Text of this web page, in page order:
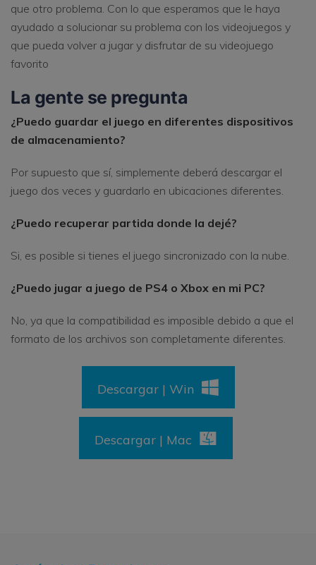
que otro problema. Con lo que esperamos que le haya
ayudado a solucionar su problema con los videojuegos y
que pueda volver a jugar y disfrutar de su videojuego
favorito
La gente se pregunta
¿Puedo guardar el juego en diferentes dispositivos
de almacenamiento?
Por supuesto que sí, simplemente deberá descargar el
juego dos veces y guardarlo en ubicaciones diferentes.
¿Puedo recuperar partida donde la dejé?
Si, es posible si tienes el juego sincronizado con la nube.
¿Puedo jugar a juego de PS4 o Xbox en mi PC?
No, ya que la compatibilidad es imposible debido a que el
formato de los archivos son completamente diferentes.
Descargar | Win
Descargar | Mac